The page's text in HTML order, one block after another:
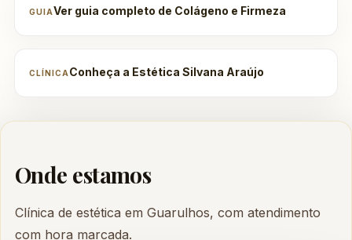
GUIAVer guia completo de Colágeno e Firmeza
CLÍNICA Conheça a Estética Silvana Araújo
Onde estamos
Clínica de estética em Guarulhos, com atendimento
com hora marcada.